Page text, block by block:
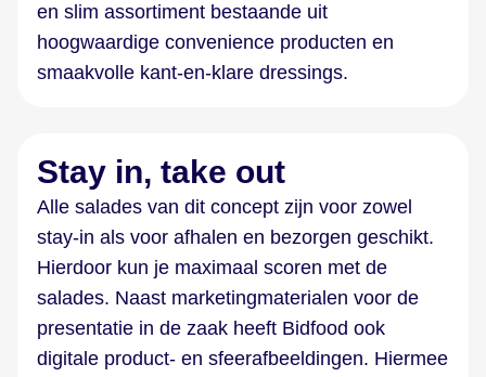
en slim assortiment bestaande uit
hoogwaardige convenience producten en
smaakvolle kant-en-klare dressings.
Stay in, take out
Alle salades van dit concept zijn voor zowel
stay-in als voor afhalen en bezorgen geschikt.
Hierdoor kun je maximaal scoren met de
salades. Naast marketingmaterialen voor de
presentatie in de zaak heeft Bidfood ook
digitale product- en sfeerafbeeldingen. Hiermee